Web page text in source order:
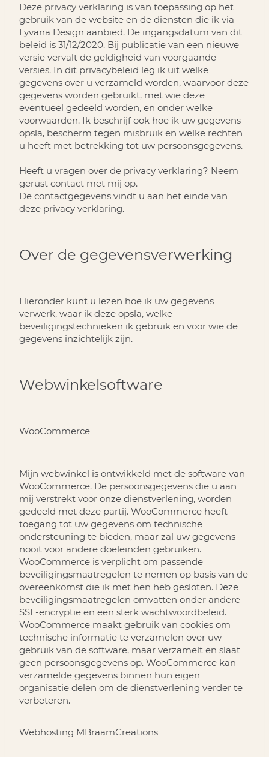
Deze privacy verklaring is van toepassing op het
gebruik van de website en de diensten die ik via
Lyvana Design aanbied. De ingangsdatum van dit
beleid is 31/12/2020. Bij publicatie van een nieuwe
versie vervalt de geldigheid van voorgaande
versies. In dit privacybeleid leg ik uit welke
gegevens over u verzameld worden, waarvoor deze
gegevens worden gebruikt, met wie deze
eventueel gedeeld worden, en onder welke
voorwaarden. Ik beschrijf ook hoe ik uw gegevens
opsla, bescherm tegen misbruik en welke rechten
u heeft met betrekking tot uw persoonsgegevens.
Heeft u vragen over de privacy verklaring? Neem
gerust contact met mij op.
De contactgegevens vindt u aan het einde van
deze privacy verklaring.
Over de gegevensverwerking
Hieronder kunt u lezen hoe ik uw gegevens
verwerk, waar ik deze opsla, welke
beveiligingstechnieken ik gebruik en voor wie de
gegevens inzichtelijk zijn.
Webwinkelsoftware
WooCommerce
Mijn webwinkel is ontwikkeld met de software van
WooCommerce. De persoonsgegevens die u aan
mij verstrekt voor onze dienstverlening, worden
gedeeld met deze partij. WooCommerce heeft
toegang tot uw gegevens om technische
ondersteuning te bieden, maar zal uw gegevens
nooit voor andere doeleinden gebruiken.
WooCommerce is verplicht om passende
beveiligingsmaatregelen te nemen op basis van de
overeenkomst die ik met hen heb gesloten. Deze
beveiligingsmaatregelen omvatten onder andere
SSL-encryptie en een sterk wachtwoordbeleid.
WooCommerce maakt gebruik van cookies om
technische informatie te verzamelen over uw
gebruik van de software, maar verzamelt en slaat
geen persoonsgegevens op. WooCommerce kan
verzamelde gegevens binnen hun eigen
organisatie delen om de dienstverlening verder te
verbeteren.
Webhosting MBraamCreations